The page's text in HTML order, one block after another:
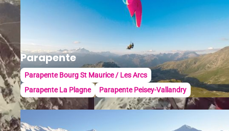
Parapente
Parapente Bourg St Maurice / Les Arcs
Parapente La Plagne
Parapente Peisey-Vallandry